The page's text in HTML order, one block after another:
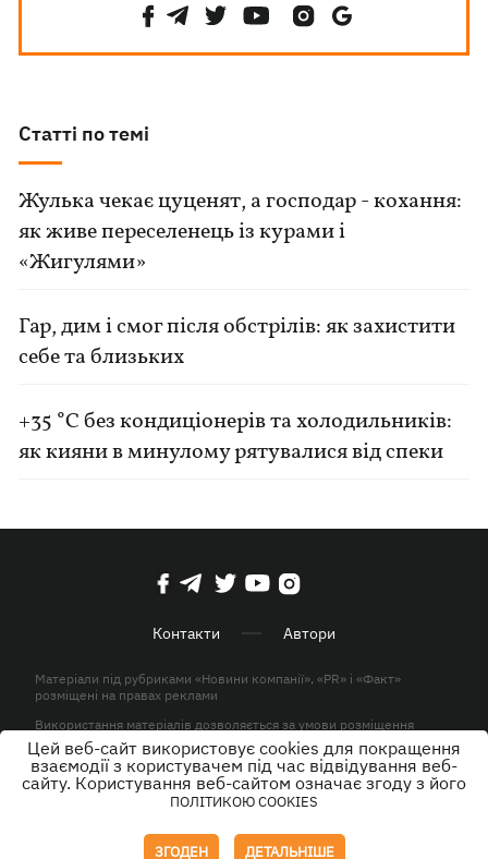
Статті по темі
Жулька чекає цуценят, а господар - кохання:
як живе переселенець із курами і
«Жигулями»
Гар, дим і смог після обстрілів: як захистити
себе та близьких
+35 °C без кондиціонерів та холодильників:
як кияни в минулому рятувалися від спеки
Контакти Автори
Матеріали під рубриками «Новини компанії», «PR» і «Факт»
розміщені на правах реклами
Використання матеріалів дозволяється за умови розміщення
активного гіперпосилання на KP.UA в першому абзаці.
© ТОВ «ЮЛАВ МЕДІА» 2026. Всі права захищені.
Цей веб-сайт використовує cookies для покращення
взаємодії з користувачем під час відвідування веб-
сайту. Користування веб-сайтом означає згоду з його
ПОЛІТИКОЮ COOKIES
ЗГОДЕН ДЕТАЛЬНІШЕ